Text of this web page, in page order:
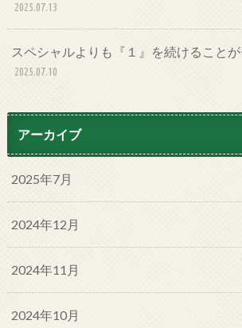
2025.07.13
スペシャルよりも『１』を続けること
2025.07.10
アーカイブ
2025年7月
2024年12月
2024年11月
2024年10月